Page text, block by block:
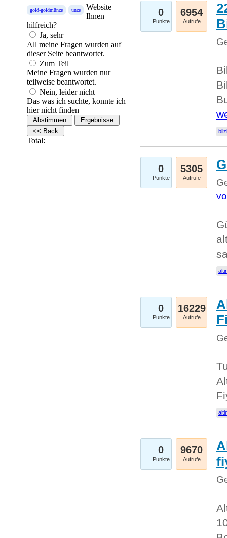
gold-goldmünze unze
Website
Ihnen
hilfreich?
Ja, sehr
All meine Fragen wurden auf
dieser Seite beantwortet.
Zum Teil
Meine Fragen wurden nur
teilweise beantwortet.
Nein, leider nicht
Das was ich suchte, konnte ich
hier nicht finden
Total:
0
Punkte
6954
Aufrufe
0
Punkte
5305
Aufrufe
0
Punkte
16229
Aufrufe
0
Punkte
9670
Aufrufe